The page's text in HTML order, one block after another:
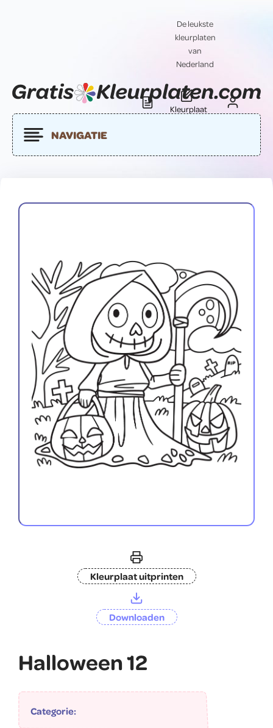
De leukste
kleurplaten
van
Nederland
Blog
Kleurplaat
Contact
NAVIGATIE
Kleurplaat uitprinten
Downloaden
Halloween 12
Categorie: